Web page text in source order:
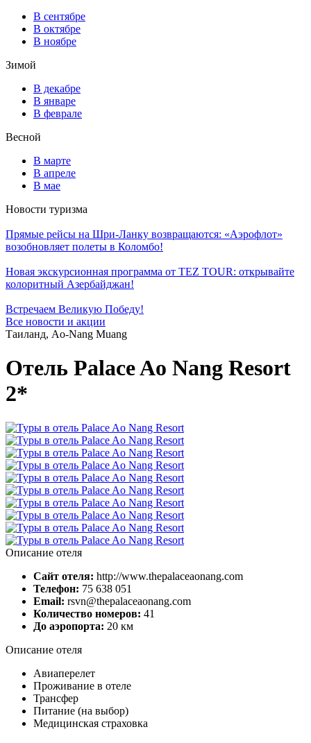
В сентябре
В октябре
В ноябре
Зимой
В декабре
В январе
В феврале
Весной
В марте
В апреле
В мае
Новости туризма
Прямые рейсы на Шри-Ланку возвращаются: «Аэрофлот»
возобновляет полеты в Коломбо!
Новая экскурсионная программа от TEZ TOUR: открывайте
колоритный Азербайджан!
Встречаем Великую Победу!
Все новости и акции
Таиланд, Ao-Nang Muang
Отель Palace Ao Nang Resort
2*
Описание отеля
Сайт отеля: http://www.thepalaceaonang.com
Телефон: 75 638 051
Email: rsvn@thepalaceaonang.com
Количество номеров: 41
До аэропорта: 20 км
Описание отеля
Авиаперелет
Проживание в отеле
Трансфер
Питание (на выбор)
Медицинская страховка